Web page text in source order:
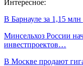
Интересное:
В Барнауле за 1,15
Минсельхоз России
инвестпроектов…
В Москве продают